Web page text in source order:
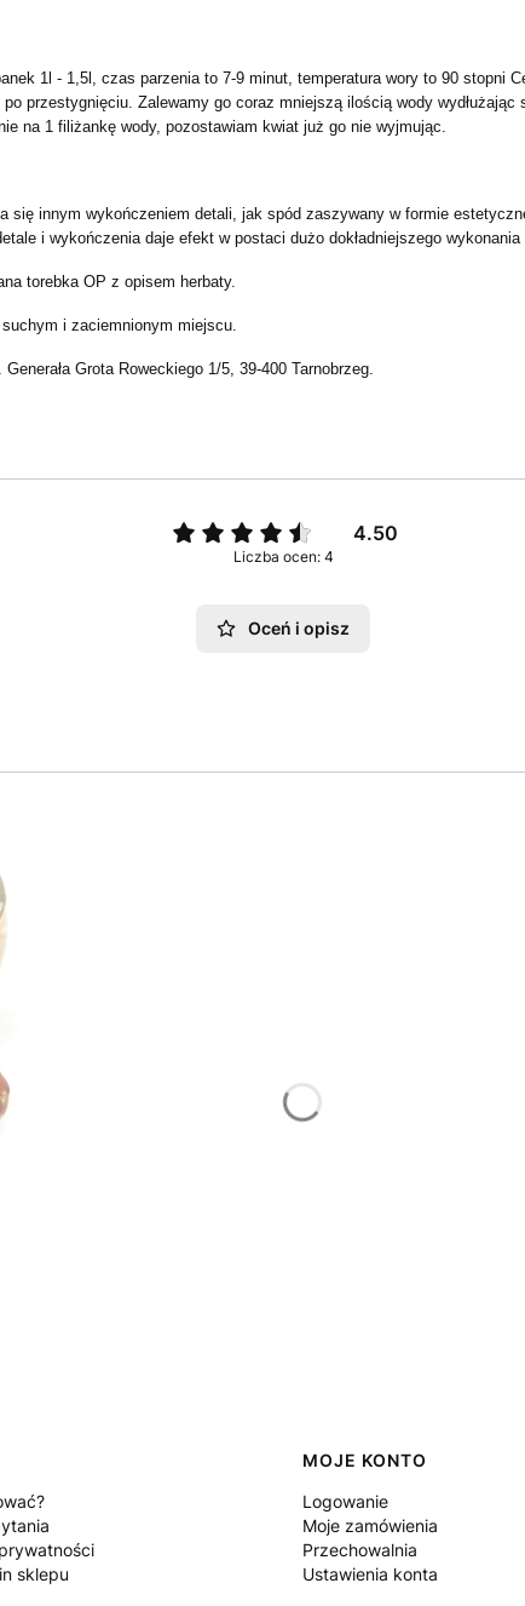
1l - 1,5l, czas parzenia to 7-9 minut, temperatura wory to 90 stopni
przestygnięciu. Zalewamy go coraz mniejszą ilością wody wydłużając
na 1 filiżankę wody, pozostawiam kwiat już go nie wyjmując.
się innym wykończeniem detali, jak spód zaszywany w formie
i wykończenia daje efekt w postaci dużo dokładniejszego
torebka OP z opisem herbaty.
i zaciemnionym miejscu.
Grota Roweckiego 1/5, 39-400 Tarnobrzeg.
4.50
Liczba ocen: 4
Oceń i opisz
sklepu
MOJE KONTO
Logowanie
Moje zamówienia
Przechowalnia
Ustawienia konta